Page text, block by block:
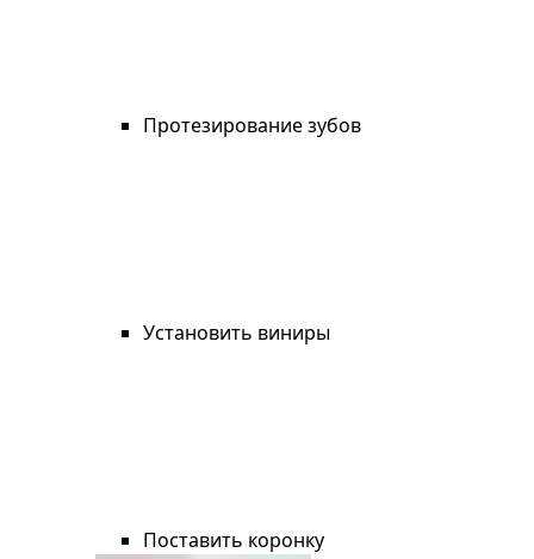
Протезирование зубов
Установить виниры
Поставить коронку